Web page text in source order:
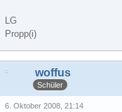
LG
Propp(i)
woffus
Schüler
6. Oktober 2008, 21:14